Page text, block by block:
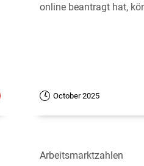
online beantragt hat,
October 2025
Arbeitsmarktzahlen